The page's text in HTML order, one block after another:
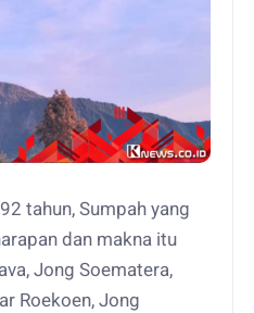
tahun, Sumpah yang
dan makna itu
Jong Soematera,
Roekoen, Jong